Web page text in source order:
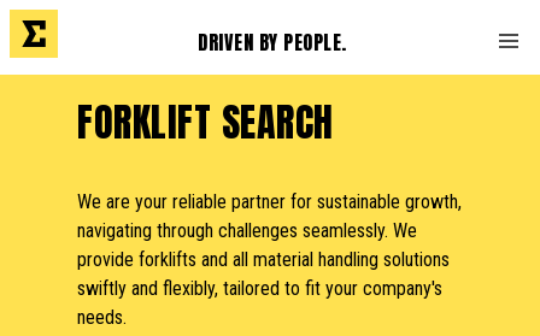
DRIVEN BY PEOPLE.
FORKLIFT SEARCH
We are your reliable partner for sustainable growth,
navigating through challenges seamlessly. We
provide forklifts and all material handling solutions
swiftly and flexibly, tailored to fit your company's
needs.